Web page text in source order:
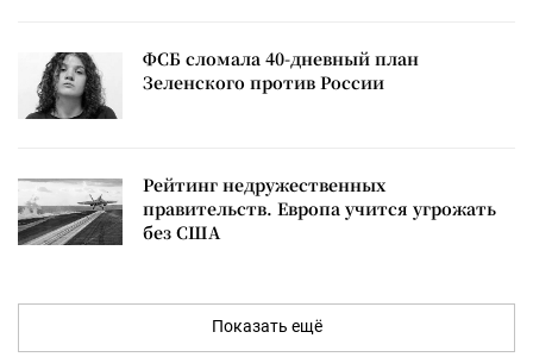
ФСБ сломала 40-дневный план
Зеленского против России
Рейтинг недружественных
правительств. Европа учится угрожать
без США
Показать ещё